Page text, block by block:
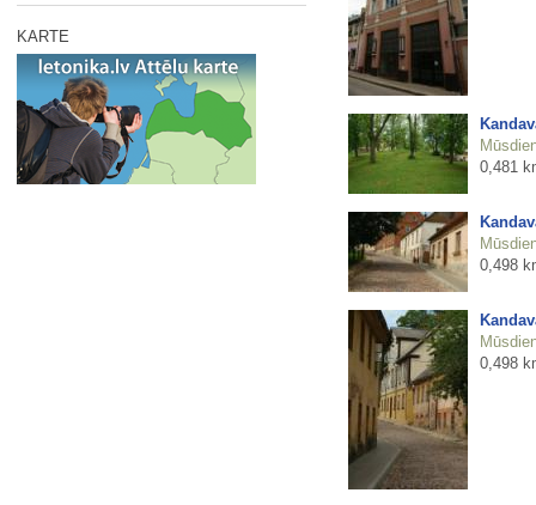
KARTE
0,481
0,498
0,498